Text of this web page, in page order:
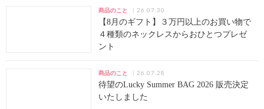
商品のこと 26.07.30
【8月のギフト】３万円以上のお買い物で
４種類のネックレスからおひとつプレゼ
ント
商品のこと 26.07.28
待望のLucky Summer BAG 2026 販売決定
いたしました